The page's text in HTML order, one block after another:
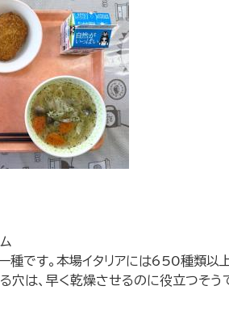
種です。本場イタリアには650種類以
穴は、早く乾燥させるのに役立つそう